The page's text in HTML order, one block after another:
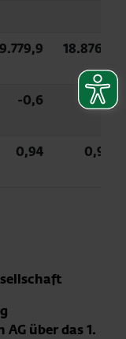
18.876,2
-0,6 -1,1
0,94 0,90
über das 1.